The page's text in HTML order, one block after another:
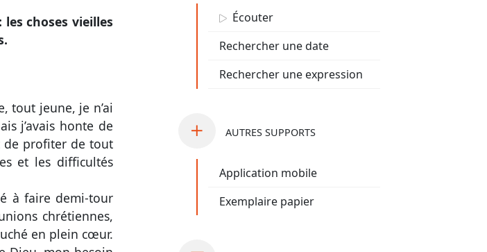
choses vieilles
tout jeune, je n’ai
j’avais honte de
de profiter de tout
et les difficultés
à faire demi-tour
chrétiennes,
en plein cœur.
Écouter
Rechercher une date
Rechercher une expression
AUTRES SUPPORTS
Application mobile
Exemplaire papier